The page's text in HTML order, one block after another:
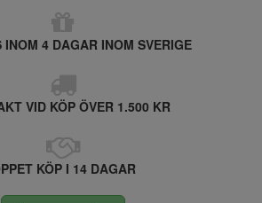
INOM 4 DAGAR INOM SVERIGE
VID KÖP ÖVER 1.500 KR
KÖP I 14 DAGAR